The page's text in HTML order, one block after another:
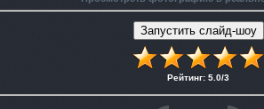
Рейтинг: 5.0/3